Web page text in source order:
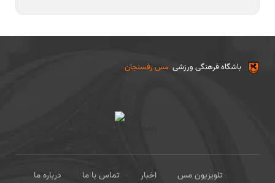
مس رفسنجان باشگاه فرهنگی ورزشی
درباره ما تماس با ما اخبار
تلویزیون مس